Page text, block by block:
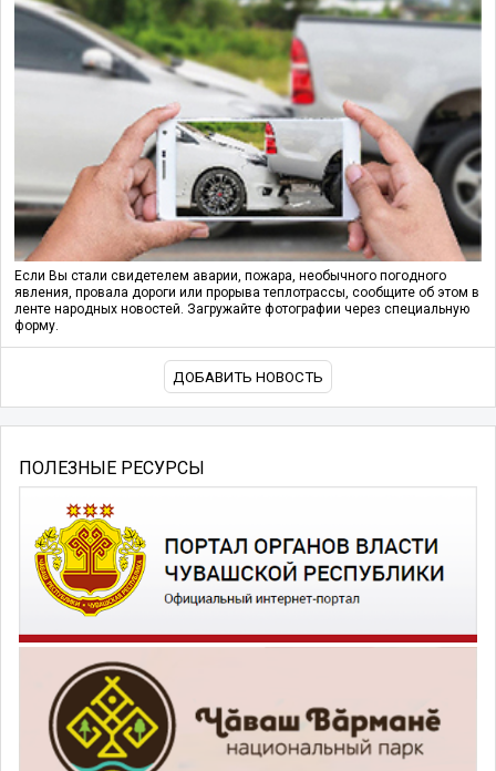
Если Вы стали свидетелем аварии, пожара, необычного погодного
явления, провала дороги или прорыва теплотрассы, сообщите об этом в
ленте народных новостей. Загружайте фотографии через специальную
форму.
ДОБАВИТЬ НОВОСТЬ
ПОЛЕЗНЫЕ РЕСУРСЫ